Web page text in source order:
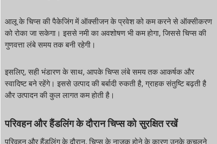
आलू के चिप्स की पैकेजिंग में ऑक्सीजन के प्रवेश को कम करने से ऑक्सीकरण
को रोका जा सकेगा। इससे नमी का अवशोषण भी कम होगा, जिससे चिप्स की
गुणवत्ता लंबे समय तक बनी रहेगी।
इसलिए, सही भंडारण के साथ, आपके चिप्स लंबे समय तक आकर्षक और
स्वादिष्ट बने रहेंगे। इससे उत्पाद की बर्बादी रुकती है, ग्राहक संतुष्टि बढ़ती है
और उत्पादन की कुल लागत कम होती है।
परिवहन और हैंडलिंग के दौरान चिप्स को सुरक्षित रखें
परिवहन और हैंडलिंग के दौरान, चिप्स के नाज़ुक होने के कारण उनके कुचलने